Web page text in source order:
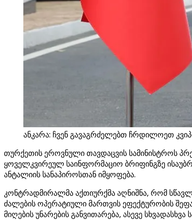
ანკარა: ჩვენ გავაგრძელებთ ჩრდილოეთ
თურქეთის ეროვნული თავდაცვის სამინისტროს
ყოველკვირეულ საინფორმაციო ბრიფინგზე
ანტალიის სანაპიროსთან იმყოფება.
კონტრადმირალმა აქთიურქმა აღნიშნა, რომ
ძალების ოპერატიული მართვის ეფექტურობის
მიღების უნარების განვითარება, ასევე